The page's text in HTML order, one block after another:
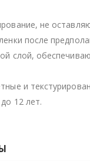
не
после
слой,
и
12 лет.